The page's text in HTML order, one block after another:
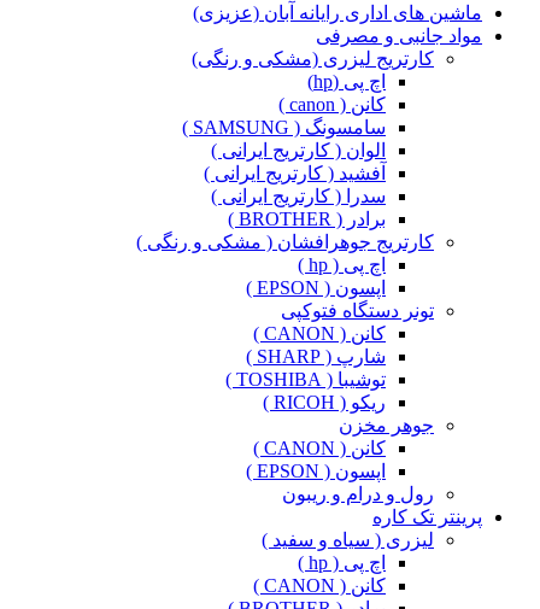
ماشین های اداری رایانه آبان (عزیزی)
مواد جانبی و مصرفی
کارتریج لیزری (مشکی و رنگی)
اچ پی (hp)
کانن ( canon )
سامسونگ ( SAMSUNG )
الوان ( کارتریج ایرانی )
آفشید ( کارتریج ایرانی )
سدرا ( کارتریج ایرانی )
برادر ( BROTHER )
کارتریج جوهرافشان ( مشکی و رنگی )
اچ پی ( hp )
اپسون ( EPSON )
تونر دستگاه فتوکپی
کانن ( CANON )
شارپ ( SHARP )
توشیبا ( TOSHIBA )
ریکو ( RICOH )
جوهر مخزن
کانن ( CANON )
اپسون ( EPSON )
رول و درام و ریبون
پرینتر تک کاره
لیزری ( سیاه و سفید )
اچ پی ( hp )
کانن ( CANON )